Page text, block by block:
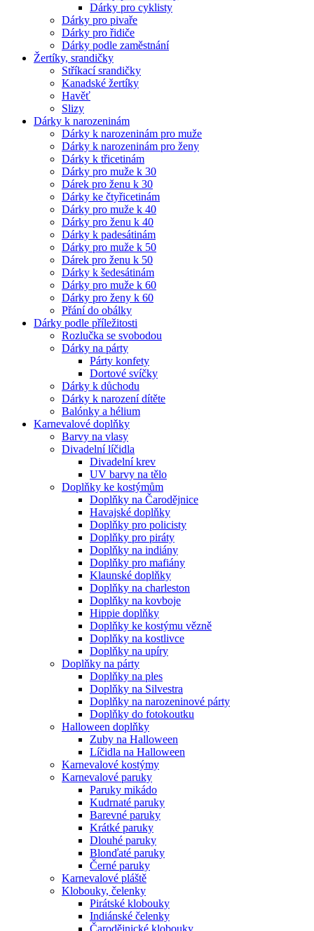
Dárky pro cyklisty
Dárky pro pivaře
Dárky pro řidiče
Dárky podle zaměstnání
Žertíky, srandičky
Stříkací srandičky
Kanadské žertíky
Havěť
Slizy
Dárky k narozeninám
Dárky k narozeninám pro muže
Dárky k narozeninám pro ženy
Dárky k třicetinám
Dárky pro muže k 30
Dárek pro ženu k 30
Dárky ke čtyřicetinám
Dárky pro muže k 40
Dárky pro ženu k 40
Dárky k padesátinám
Dárky pro muže k 50
Dárek pro ženu k 50
Dárky k šedesátinám
Dárky pro muže k 60
Dárky pro ženy k 60
Přání do obálky
Dárky podle příležitosti
Rozlučka se svobodou
Dárky na párty
Párty konfety
Dortové svíčky
Dárky k důchodu
Dárky k narození dítěte
Balónky a hélium
Karnevalové doplňky
Barvy na vlasy
Divadelní líčidla
Divadelní krev
UV barvy na tělo
Doplňky ke kostýmům
Doplňky na Čarodějnice
Havajské doplňky
Doplňky pro policisty
Doplňky pro piráty
Doplňky na indiány
Doplňky pro mafiány
Klaunské doplňky
Doplňky na charleston
Doplňky na kovboje
Hippie doplňky
Doplňky ke kostýmu vězně
Doplňky na kostlivce
Doplňky na upíry
Doplňky na párty
Doplňky na ples
Doplňky na Silvestra
Doplňky na narozeninové párty
Doplňky do fotokoutku
Halloween doplňky
Zuby na Halloween
Líčidla na Halloween
Karnevalové kostýmy
Karnevalové paruky
Paruky mikádo
Kudrnaté paruky
Barevné paruky
Krátké paruky
Dlouhé paruky
Blonďaté paruky
Černé paruky
Karnevalové pláště
Klobouky, čelenky
Pirátské klobouky
Indiánské čelenky
Čarodějnické klobouky